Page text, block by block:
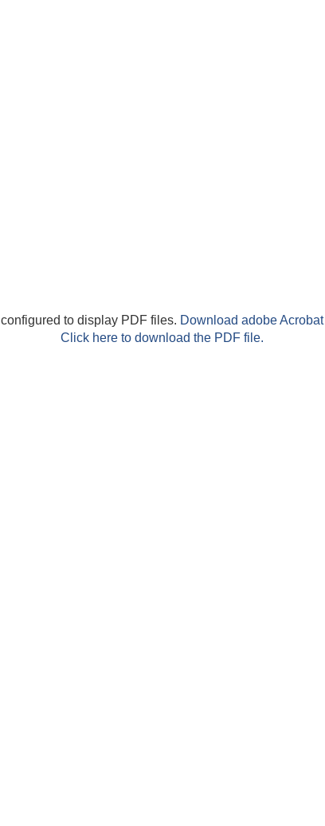
to display PDF files. Download adobe Acrobat
Click here to download the PDF file.